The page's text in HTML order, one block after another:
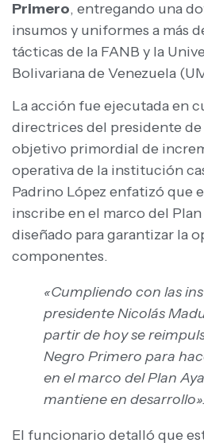
Primero, entregando una
insumos y uniformes a más
tácticas de la FANB y la
Bolivariana de Venezuela
La acción fue ejecutada en
directrices del presidente de
objetivo primordial de
operativa de la institución
Padrino López enfatizó que
inscribe en el marco del
diseñado para garantizar la
componentes.
«Cumpliendo con las
presidente Nicolás
partir de hoy se
Negro Primero para
en el marco del Plan
mantiene en desarrollo».
El funcionario detalló que